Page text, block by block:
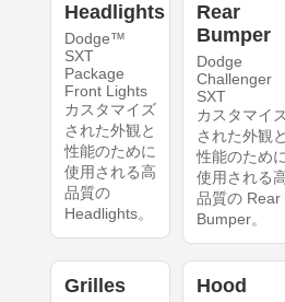
Headlights
Dodge™
SXT
Package
Front Lights
カスタマイズ
された外観と
性能のために
使用される高
品質の
Headlights。
Rear
Bumper
Dodge
Challenger
SXT
カスタマイ
された外観と
性能のため
使用される
品質の Rear
Bumper。
Grilles Hood